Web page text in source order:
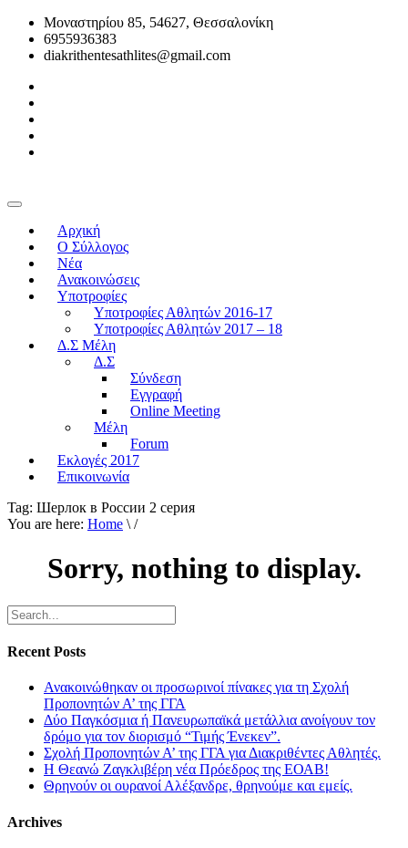
Μοναστηρίου 85, 54627, Θεσσαλονίκη
6955936383
diakrithentesathlites@gmail.com
Αρχική
O Σύλλογος
Νέα
Ανακοινώσεις
Υποτροφίες
Υποτροφίες Αθλητών 2016-17
Υποτροφίες Αθλητών 2017 – 18
Δ.Σ Μέλη
Δ.Σ
Σύνδεση
Εγγραφή
Online Meeting
Μέλη
Forum
Εκλογές 2017
Επικοινωνία
Tag: Шерлок в России 2 серия
You are here: Home \ /
Sorry, nothing to display.
Recent Posts
Ανακοινώθηκαν οι προσωρινοί πίνακες για τη Σχολή
Προπονητών Α’ της ΓΓΑ
Δύο Παγκόσμια ή Πανευρωπαϊκά μετάλλια ανοίγουν τον
δρόμο για τον διορισμό “Τιμής Ένεκεν”.
Σχολή Προπονητών Α’ της ΓΓΑ για Διακριθέντες Αθλητές.
Η Θεανώ Ζαγκλιβέρη νέα Πρόεδρος της ΕΟΑΒ!
Θρηνούν οι ουρανοί Αλέξανδρε, θρηνούμε και εμείς.
Archives